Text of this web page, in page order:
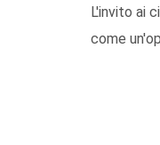
L'invito ai
come